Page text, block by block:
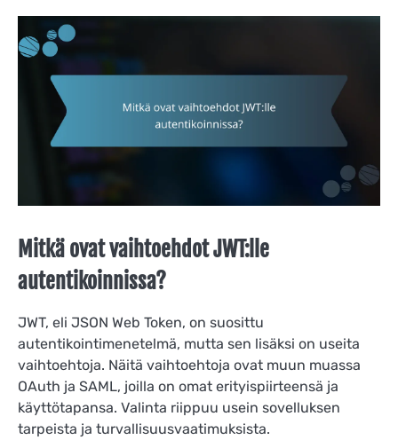
Mitkä ovat vaihtoehdot JWT:lle
autentikoinnissa?
JWT, eli JSON Web Token, on suosittu
autentikointimenetelmä, mutta sen lisäksi on useita
vaihtoehtoja. Näitä vaihtoehtoja ovat muun muassa
OAuth ja SAML, joilla on omat erityispiirteensä ja
käyttötapansa. Valinta riippuu usein sovelluksen
tarpeista ja turvallisuusvaatimuksista.